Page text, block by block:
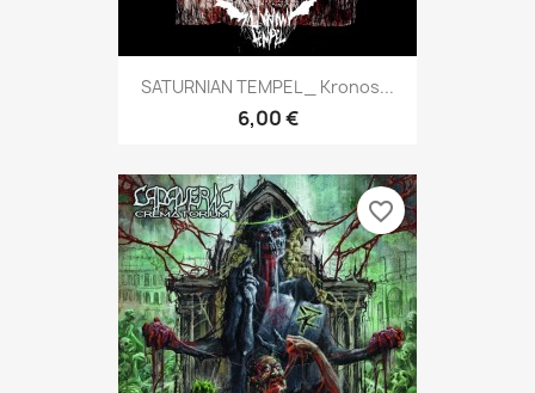
SATURNIAN TEMPEL _ Kronos...
6,00 €
favorite_border